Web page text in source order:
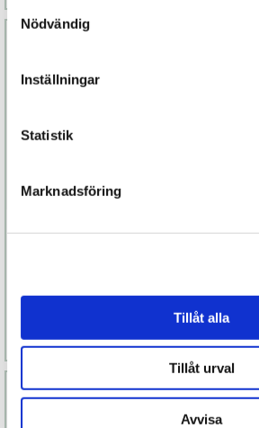
Samtyckesval
Nödvändig
Inställningar
Statistik
Marknadsföring
Tillåt alla
Tillåt urval
Avvisa
Tor III Penisring
Köp
Läs mer Läs